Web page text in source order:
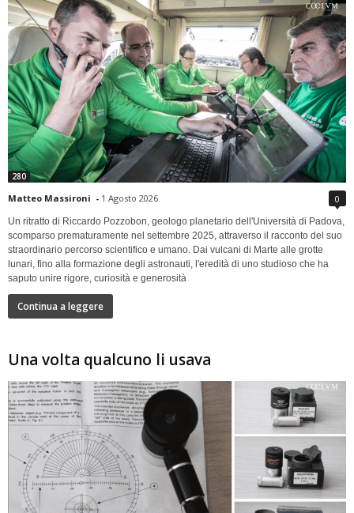
280
Matteo Massironi - 1 Agosto 2026 0
Un ritratto di Riccardo Pozzobon, geologo planetario dell'Università di Padova,
scomparso prematuramente nel settembre 2025, attraverso il racconto del suo
straordinario percorso scientifico e umano. Dai vulcani di Marte alle grotte
lunari, fino alla formazione degli astronauti, l'eredità di uno studioso che ha
saputo unire rigore, curiosità e generosità
Continua a leggere
Una volta qualcuno li usava